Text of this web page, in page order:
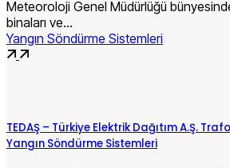
Meteoroloji Genel Müdürlüğü
binaları ve…
Yangın Söndürme Sistemleri
TEDAŞ – Türkiye Elektrik Dağıtım A.Ş.
Yangın Söndürme Sistemleri